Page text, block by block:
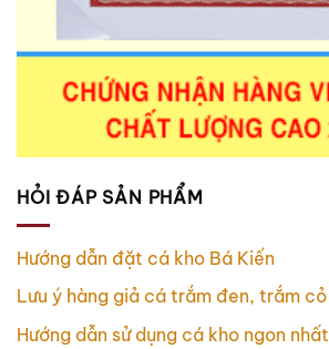
HỎI ĐÁP SẢN PHẨM
Hướng dẫn đặt cá kho Bá Kiến
Lưu ý hàng giả cá trắm đen, trắm cỏ
Hướng dẫn sử dụng cá kho ngon nhất